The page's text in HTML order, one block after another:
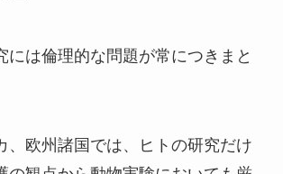
には倫理的な問題が常につきまと
、欧州諸国では、ヒトの研究だけ